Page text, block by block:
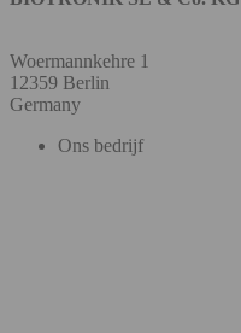
Woermannkehre 1
12359 Berlin
Germany
Ons bedrijf